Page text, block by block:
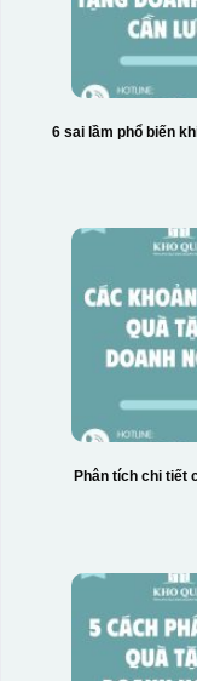
Hộp xi 6 bát
6 sai lầm phổ biến
Phân tích chi tiết